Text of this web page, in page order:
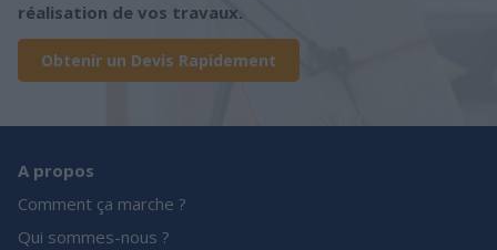
réalisation de vos travaux.
Obtenir un Devis Rapidement
A propos
Comment ça marche ?
Qui sommes-nous ?